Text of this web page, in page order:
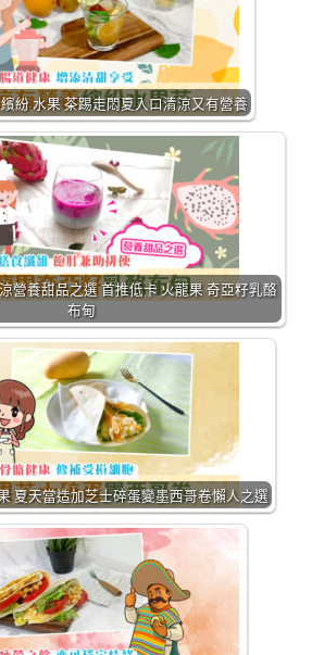
繽紛 水果 茶踢走悶夏入口清涼又有營養
營養甜品之選 首推低卡 火龍果 奇亞籽乳酪
布甸
夏天當造加芝士碎蛋變墨西哥卷懶人之選